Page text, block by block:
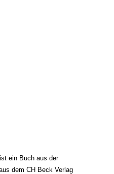
ein Buch aus der
dem CH Beck Verlag